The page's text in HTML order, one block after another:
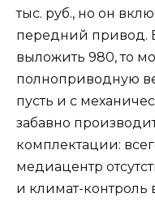
тыс. руб., но он
передний привод.
выложить 980, то
полноприводную
пусть и с
забавно
комплектации:
медиацентр
и климат-